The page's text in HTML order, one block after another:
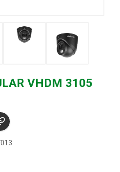
VHDM 3105